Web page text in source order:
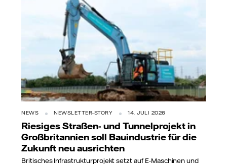
NEWS NEWSLETTER-STORY 14. JULI 2026
Riesiges Straßen- und Tunnelprojekt in
Großbritannien soll Bauindustrie für die
Zukunft neu ausrichten
Britisches Infrastrukturprojekt setzt auf E-Maschinen und